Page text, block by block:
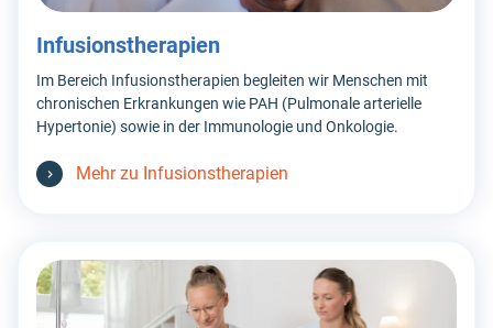
Infusionstherapien
Im Bereich Infusionstherapien begleiten wir Menschen mit
chronischen Erkrankungen wie PAH (Pulmonale arterielle
Hypertonie) sowie in der Immunologie und Onkologie.
Mehr zu Infusionstherapien